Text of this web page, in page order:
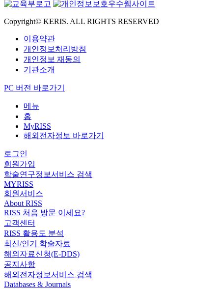
Copyright© KERIS. ALL RIGHTS RESERVED
이용약관
개인정보처리방침
개인정보 재동의
기관소개
PC 버전 바로가기
메뉴
홈
MyRISS
해외전자정보 바로가기
로그인
회원가입
학술연구정보서비스 검색
MYRISS
회원서비스
About RISS
RISS 처음 방문 이세요?
고객센터
RISS 활용도 분석
최신/인기 학술자료
해외자료신청(E-DDS)
공지사항
해외전자정보서비스 검색
Databases & Journals